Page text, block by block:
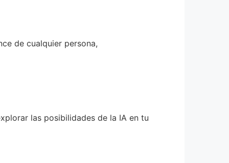
de cualquier persona,
las posibilidades de la IA en tu